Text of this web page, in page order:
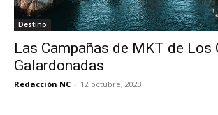
Destino
Las Campañas de MKT de Los
Galardonadas
Redacción NC - 12 octubre, 2023